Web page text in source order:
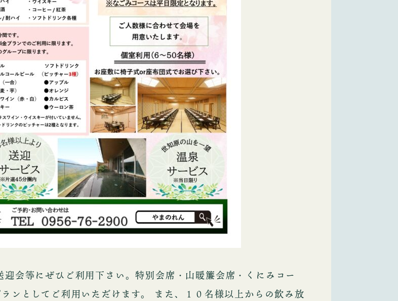
会等にぜひご利用下さい。特別会席・山暖簾会席・くにみコー
ンとしてご利用いただけます。 また、１０名様以上からの飲み放